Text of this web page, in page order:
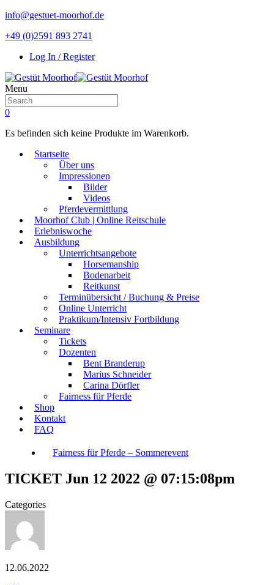
info@gestuet-moorhof.de
+49 (0)2591 893 2741
Log In / Register
Menu
0
Es befinden sich keine Produkte im Warenkorb.
Startseite
Über uns
Impressionen
Bilder
Videos
Pferdevermittlung
Moorhof Club | Online Reitschule
Erlebniswoche
Ausbildung
Unterrichtsangebote
Horsemanship
Bodenarbeit
Reitkunst
Terminübersicht / Buchung & Preise
Online Unterricht
Praktikum/Intensiv Fortbildung
Seminare
Tickets
Dozenten
Bent Branderup
Marius Schneider
Carina Dörfler
Fairness für Pferde
Shop
Kontakt
FAQ
Fairness für Pferde – Sommerevent
TICKET Jun 12 2022 @ 07:15:08pm
Categories
12.06.2022